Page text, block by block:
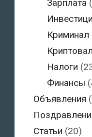
Зарплата
Криминал
Налоги
Финансы
Объявления
Статьи (20)